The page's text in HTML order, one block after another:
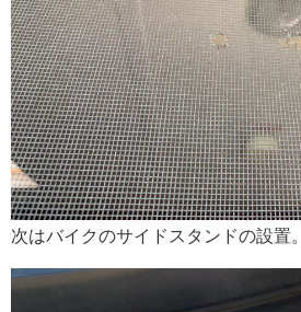
次はバイクのサイドスタンドの設置。